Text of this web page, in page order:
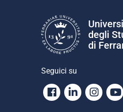
degli
di
Seguici su
Facebook
Linkedin